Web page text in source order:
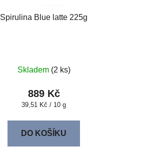
Spirulina Blue latte 225g
Skladem (2 ks)
889 Kč
Měrná
39,51 Kč / 10 g
DO KOŠÍKU